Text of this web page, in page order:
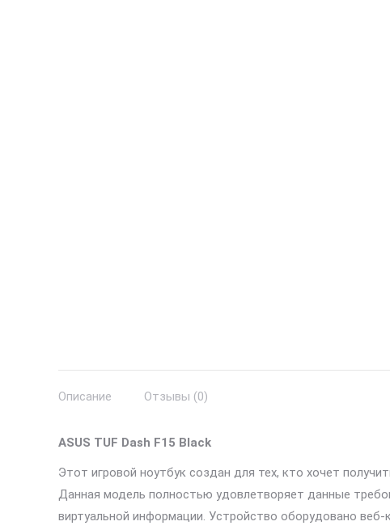
Описание Отзывы (0)
ASUS TUF Dash F15 Black
Этот игровой ноутбук создан для тех, кто хочет
Данная модель полностью удовлетворяет данные
виртуальной информации. Устройство оборудовано